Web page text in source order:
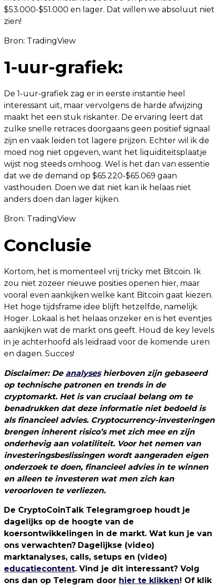
$53.000-$51.000 en lager. Dat willen we absoluut niet
zien!
Bron: TradingView
1-uur-grafiek:
De 1-uur-grafiek zag er in eerste instantie heel
interessant uit, maar vervolgens de harde afwijzing
maakt het een stuk riskanter. De ervaring leert dat
zulke snelle retraces doorgaans geen positief signaal
zijn en vaak leiden tot lagere prijzen. Echter wil ik de
moed nog niet opgeven, want het liquiditeitsplaatje
wijst nog steeds omhoog. Wel is het dan van essentie
dat we de demand op $65.220-$65.069 gaan
vasthouden. Doen we dat niet kan ik helaas niet
anders doen dan lager kijken.
Bron: TradingView
Conclusie
Kortom, het is momenteel vrij tricky met Bitcoin. Ik
zou niet zozeer nieuwe posities openen hier, maar
vooral even aankijken welke kant Bitcoin gaat kiezen.
Het hoge tijdsframe idee blijft hetzelfde, namelijk:
Hoger. Lokaal is het helaas onzeker en is het eventjes
aankijken wat de markt ons geeft. Houd de key levels
in je achterhoofd als leidraad voor de komende uren
en dagen. Succes!
Disclaimer: De analyseshierboven zijn gebaseerd
op technische patronen en trends in de
cryptomarkt. Het is van cruciaal belang om te
benadrukken dat deze informatie niet bedoeld is
als financieel advies. Cryptocurrency-investeringen
brengen inherent risico’s met zich mee en zijn
onderhevig aan volatiliteit. Voor het nemen van
investeringsbeslissingen wordt aangeraden eigen
onderzoek te doen, financieel advies in te winnen
en alleen te investeren wat men zich kan
veroorloven te verliezen.
De CryptoCoinTalk Telegramgroep houdt je
dagelijks op de hoogte van de
koersontwikkelingen in de markt. Wat kun je van
ons verwachten? Dagelijkse (video)
marktanalyses, calls, setups en (video)
educatiecontent. Vind je dit interessant? Volg
ons dan op Telegram door hier te klikken! Of klik